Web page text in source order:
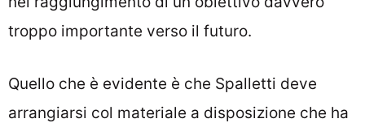
troppo importante verso il futuro.
Quello che è evidente è che Spalletti deve
arrangiarsi col materiale a disposizione che ha